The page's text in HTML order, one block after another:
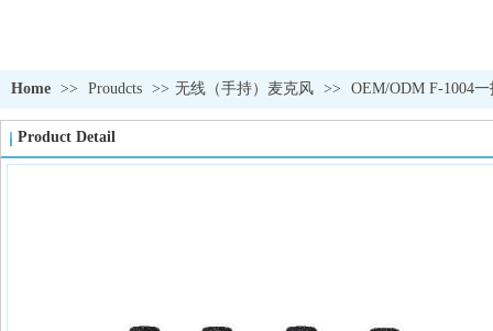
Home >> Proudcts >> 无线（手持）麦克风 >> OEM/ODM F-1004
Product Detail